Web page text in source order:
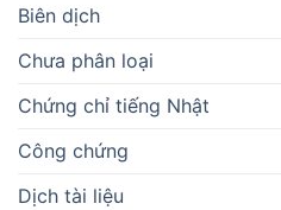
Biên dịch
Chưa phân loại
Chứng chỉ tiếng Nhật
Công chứng
Dịch tài liệu